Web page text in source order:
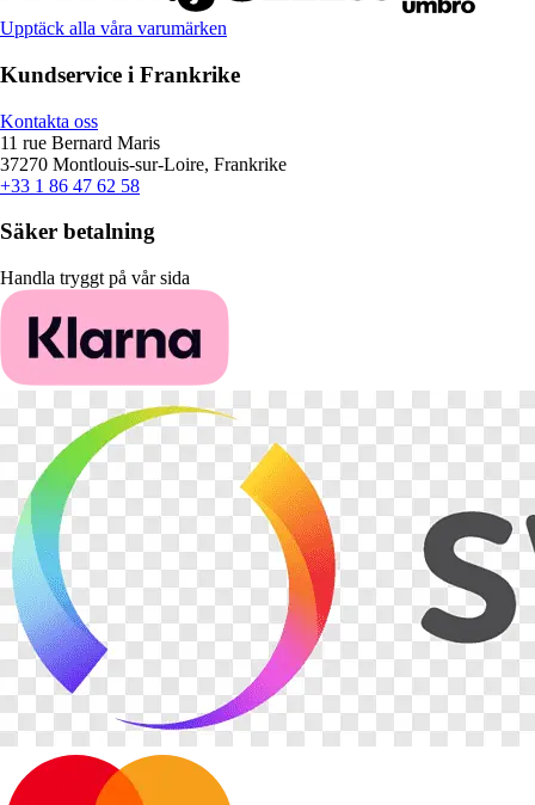
Upptäck alla våra varumärken
Kundservice i Frankrike
Kontakta oss
11 rue Bernard Maris
37270 Montlouis-sur-Loire, Frankrike
+33 1 86 47 62 58
Säker betalning
Handla tryggt på vår sida